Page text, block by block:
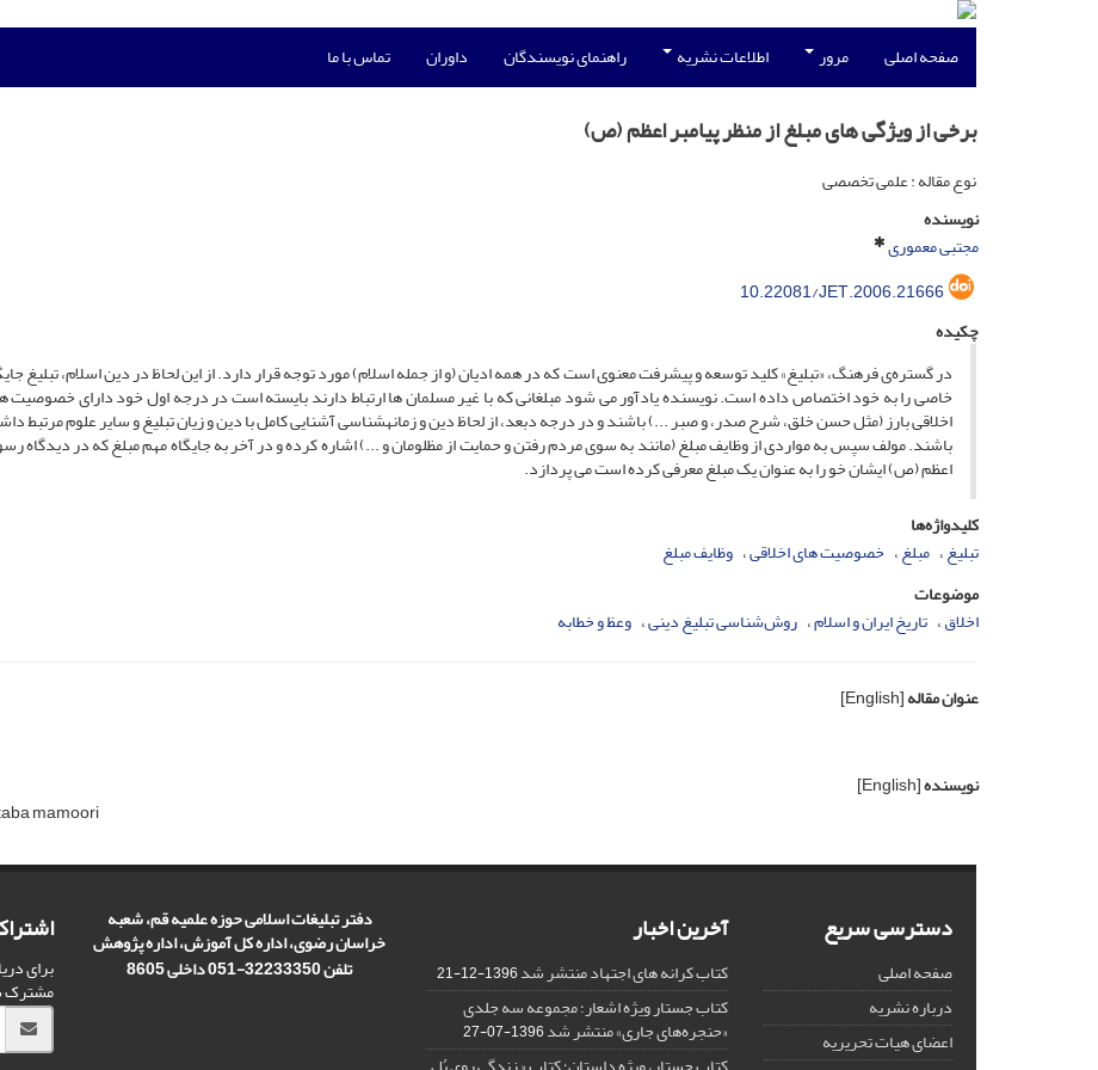
صفحه اصلی مرور اطلاعات نشریه راهنمای نویسندگان داوران تماس با ما
برخی از ویژگی های مبلغ از منظر پیامبر اعظم (ص)
نوع مقاله : علمی تخصصی
نویسنده
مجتبی معموری
10.22081/JET.2006.21666
چکیده
در گستره‌ی فرهنگ، «تبلیغ» کلید توسعه و پیشرفت‌ معنوی است که در همه ادیان (و از جمله اسلام) مورد توجه قرار دارد. از این لحاظ در دین اسلام، تبلیغ
خاصی را به خود اختصاص داده است. نویسنده یادآور می شود مبلغانی که با غیر مسلمان ها ارتباط دارند بایسته است در درجه اول خود دارای خصوصیت
اخلاقی بارز (مثل حسن خلق، شرح صدر، و صبر ...) باشند و در درجه دبعد، از لحاظ دین و زمانهشناسی آشنایی کامل با دین و زیان تبلیغ و سایر علوم مرتبط
باشند. مولف سپس به مواردی از وظایف مبلغ (مانند به سوی مردم رفتن و حمایت از مظلومان و ...) اشاره کرده و در آخر به جایگاه مهم مبلغ که در دیدگاه
اعظم (ص) ایشان خو را به عنوان یک مبلغ معرفی کرده است می پردازد.
کلیدواژه‌ها
تبلیغ مبلغ خصوصیت های اخلاقی وظایف مبلغ
موضوعات
اخلاق تاریخ ایران و اسلام روش‌شناسی تبلیغ دینی وعظ و خطابه
عنوان مقاله[English]
نویسنده[English]
mamoori
دسترسی سریع
صفحه اصلی
درباره نشریه
اعضای هیات تحریریه
آخرین اخبار
کتاب کرانه های اجتهاد منتشر شد1396-12-21
کتاب جستار ویژه اشعار؛ مجموعه سه جلدی
«حنجره‌های جاری» منتشر شد1396-07-27
دفتر تبلیغات اسلامی حوزه علمیه قم، شعبه
خراسان رضوی، اداره کل آموزش، اداره پژوهش
تلفن 32233350-051 داخلی 8605 برای
مشترک